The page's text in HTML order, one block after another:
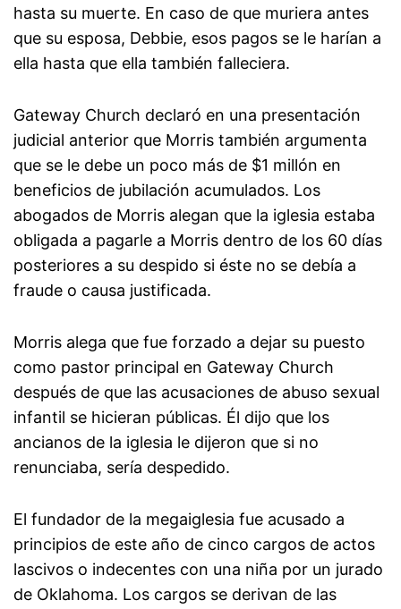
hasta su muerte. En caso de que muriera antes
que su esposa, Debbie, esos pagos se le harían a
ella hasta que ella también falleciera.
Gateway Church declaró en una presentación
judicial anterior que Morris también argumenta
que se le debe un poco más de $1 millón en
beneficios de jubilación acumulados. Los
abogados de Morris alegan que la iglesia estaba
obligada a pagarle a Morris dentro de los 60 días
posteriores a su despido si éste no se debía a
fraude o causa justificada.
Morris alega que fue forzado a dejar su puesto
como pastor principal en Gateway Church
después de que las acusaciones de abuso sexual
infantil se hicieran públicas. Él dijo que los
ancianos de la iglesia le dijeron que si no
renunciaba, sería despedido.
El fundador de la megaiglesia fue acusado a
principios de este año de cinco cargos de actos
lascivos o indecentes con una niña por un jurado
de Oklahoma. Los cargos se derivan de las